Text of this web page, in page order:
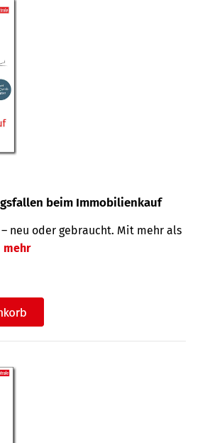
beim Immobilienkauf
– neu oder gebraucht. Mit mehr als
mehr